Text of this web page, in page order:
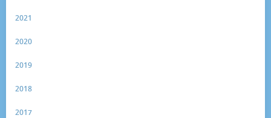
2021
2020
2019
2018
2017